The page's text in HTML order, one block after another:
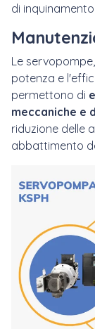
di
Le
potenza e
permettono di
meccaniche e
riduzione delle
abbattimento